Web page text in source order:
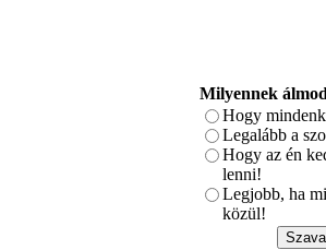
Milyennek
Hogy
Legalább a
Hogy az én
lenni!
Legjobb, ha
közül!